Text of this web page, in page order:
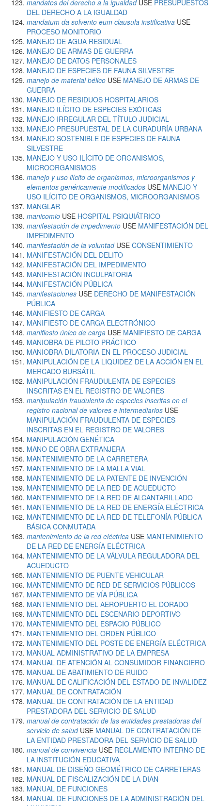
mandatos del derecho a la igualdadUSE PRESUPUESTOS
DEL DERECHO A LA IGUALDAD
mandatum da solvento eum clausula instificativa USE
PROCESO MONITORIO
MANEJO DE AGUA RESIDUAL
MANEJO DE ARMAS DE GUERRA
MANEJO DE DATOS PERSONALES
MANEJO DE ESPECIES DE FAUNA SILVESTRE
manejo de material bélico USE MANEJO DE ARMAS DE
GUERRA
MANEJO DE RESIDUOS HOSPITALARIOS
MANEJO ILÍCITO DE ESPECIES EXÓTICAS
MANEJO IRREGULAR DEL TÍTULO JUDICIAL
MANEJO PRESUPUESTAL DE LA CURADURÍA URBANA
MANEJO SOSTENIBLE DE ESPECIES DE FAUNA
SILVESTRE
MANEJO Y USO ILÍCITO DE ORGANISMOS,
MICROORGANISMOS
manejo y uso ilícito de organismos, microorganismos y
elementos genéricamente modificados USE MANEJO Y
USO ILÍCITO DE ORGANISMOS, MICROORGANISMOS
MANGLAR
manicomio USE HOSPITAL PSIQUIÁTRICO
manifestación de impedimento USE MANIFESTACIÓN DEL
IMPEDIMENTO
manifestación de la voluntadUSE CONSENTIMIENTO
MANIFESTACIÓN DEL DELITO
MANIFESTACIÓN DEL IMPEDIMENTO
MANIFESTACIÓN INCULPATORIA
MANIFESTACIÓN PÚBLICA
manifestaciones USE DERECHO DE MANIFESTACIÓN
PÚBLICA
MANIFIESTO DE CARGA
MANIFIESTO DE CARGA ELECTRÓNICO
manifiesto único de carga USE MANIFIESTO DE CARGA
MANIOBRA DE PILOTO PRÁCTICO
MANIOBRA DILATORIA EN EL PROCESO JUDICIAL
MANIPULACIÓN DE LA LIQUIDEZ DE LA ACCIÓN EN EL
MERCADO BURSÁTIL
MANIPULACIÓN FRAUDULENTA DE ESPECIES
INSCRITAS EN EL REGISTRO DE VALORES
manipulación fraudulenta de especies inscritas en el
registro nacional de valores e intermediarios USE
MANIPULACIÓN FRAUDULENTA DE ESPECIES
INSCRITAS EN EL REGISTRO DE VALORES
MANIPULACIÓN GENÉTICA
MANO DE OBRA EXTRANJERA
MANTENIMIENTO DE LA CARRETERA
MANTENIMIENTO DE LA MALLA VIAL
MANTENIMIENTO DE LA PATENTE DE INVENCIÓN
MANTENIMIENTO DE LA RED DE ACUEDUCTO
MANTENIMIENTO DE LA RED DE ALCANTARILLADO
MANTENIMIENTO DE LA RED DE ENERGÍA ELÉCTRICA
MANTENIMIENTO DE LA RED DE TELEFONÍA PÚBLICA
BÁSICA CONMUTADA
mantenimiento de la red eléctrica USE MANTENIMIENTO
DE LA RED DE ENERGÍA ELÉCTRICA
MANTENIMIENTO DE LA VÁLVULA REGULADORA DEL
ACUEDUCTO
MANTENIMIENTO DE PUENTE VEHICULAR
MANTENIMIENTO DE RED DE SERVICIOS PÚBLICOS
MANTENIMIENTO DE VÍA PÚBLICA
MANTENIMIENTO DEL AEROPUERTO EL DORADO
MANTENIMIENTO DEL ESCENARIO DEPORTIVO
MANTENIMIENTO DEL ESPACIO PÚBLICO
MANTENIMIENTO DEL ORDEN PÚBLICO
MANTENIMIENTO DEL POSTE DE ENERGÍA ELÉCTRICA
MANUAL ADMINISTRATIVO DE LA EMPRESA
MANUAL DE ATENCIÓN AL CONSUMIDOR FINANCIERO
MANUAL DE ABATIMIENTO DE RUIDO
MANUAL DE CALIFICACIÓN DEL ESTADO DE INVALIDEZ
MANUAL DE CONTRATACIÓN
MANUAL DE CONTRATACIÓN DE LA ENTIDAD
PRESTADORA DEL SERVICIO DE SALUD
manual de contratación de las entidades prestadoras del
servicio de saludUSE MANUAL DE CONTRATACIÓN DE
LA ENTIDAD PRESTADORA DEL SERVICIO DE SALUD
manual de convivencia USE REGLAMENTO INTERNO DE
LA INSTITUCIÓN EDUCATIVA
MANUAL DE DISEÑO GEOMÉTRICO DE CARRETERAS
MANUAL DE FISCALIZACIÓN DE LA DIAN
MANUAL DE FUNCIONES
MANUAL DE FUNCIONES DE LA ADMINISTRACIÓN DEL